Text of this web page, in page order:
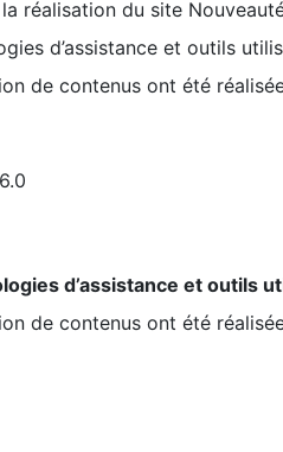
réalisation du site
d’assistance et outils
de contenus ont été
d’assistance et outils
de contenus ont été